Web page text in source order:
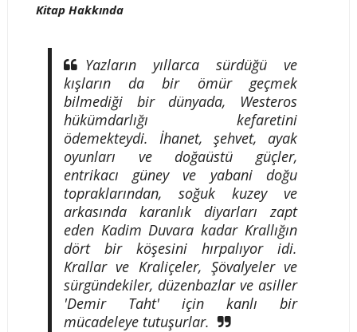
Kitap Hakkında
Yazların yıllarca sürdüğü ve
kışların da bir ömür geçmek
bilmediği bir dünyada, Westeros
hükümdarlığı kefaretini
ödemekteydi. İhanet, şehvet, ayak
oyunları ve doğaüstü güçler,
entrikacı güney ve yabani doğu
topraklarından, soğuk kuzey ve
arkasında karanlık diyarları zapt
eden Kadim Duvara kadar Krallığın
dört bir köşesini hırpalıyor idi.
Krallar ve Kraliçeler, Şövalyeler ve
sürgündekiler, düzenbazlar ve asiller
'Demir Taht' için kanlı bir
mücadeleye tutuşurlar.